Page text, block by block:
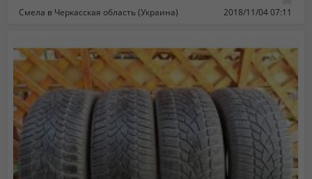
Смела в Черкасская область (Украина) 2018/11/04 07:11